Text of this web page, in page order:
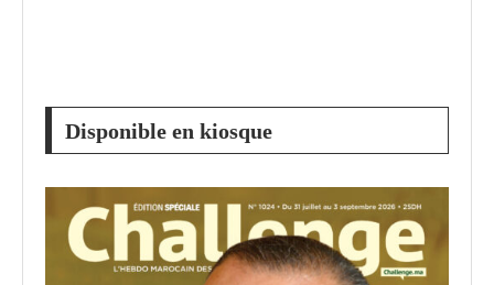
Disponible en kiosque